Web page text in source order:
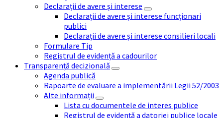
Declarații de avere și interese
Declarații de avere și interese funcționari
publici
Declarații de avere și interese consilieri locali
Formulare Tip
Registrul de evidență a cadourilor
Transparență decizională
Agenda publică
Rapoarte de evaluare a implementării Legii 52/2003
Alte informații
Lista cu documentele de interes publice
Registrul de evidență a datoriei publice locale